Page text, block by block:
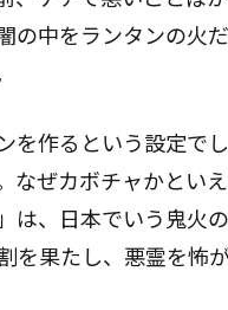
の中をランタンの火
を作るという設定で
なぜカボチャかとい
は、日本でいう鬼火
を果たし、悪霊を怖